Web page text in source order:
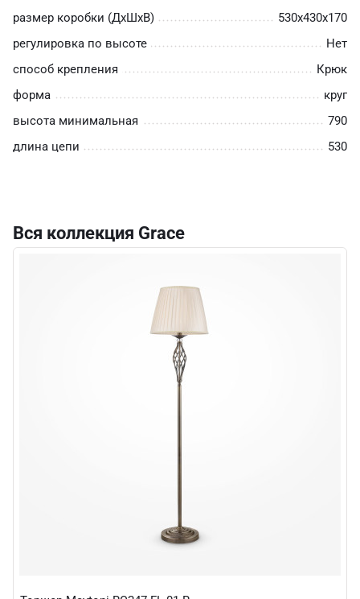
размер коробки (ДхШхВ)
530х430х170
регулировка по высоте
Нет
способ крепления
Крюк
форма
круг
высота минимальная
790
длина цепи
530
Вся коллекция Grace